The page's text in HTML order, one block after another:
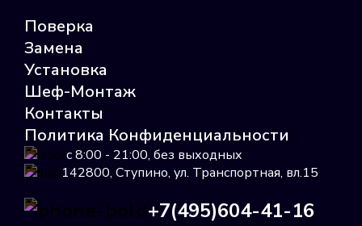
Подробнее
Выбрать
Поверка
Замена
Установка
Шеф-Монтаж
Контакты
Политика Конфиденциальности
с 8:00 - 21:00, без выходных
142800, Ступино, ул. Транспортная, вл.15
+7(495)604-41-16